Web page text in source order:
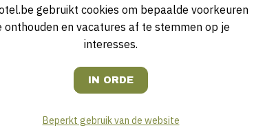
kan werken.
of werken op een feestdag schrikt jou niet af.
als front office medewerker in de hotelsector is een
vaak vanop afstand gebeurt.
gebruikt cookies om bepaalde voorkeuren
onthouden en vacatures af te stemmen op je
interesses.
Beperkt gebruik van de website